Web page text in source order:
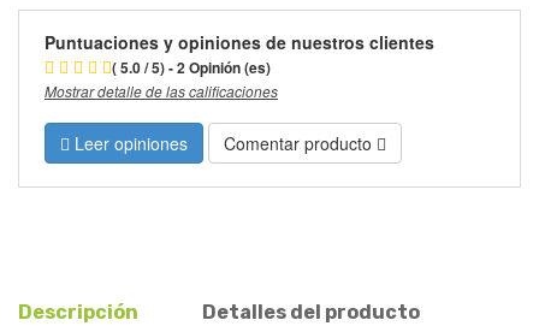
Puntuaciones y opiniones de nuestros clientes
( 5.0 / 5) - 2 Opinión (es)
Mostrar detalle de las calificaciones
Leer opiniones Comentar producto
Descripción Detalles del producto